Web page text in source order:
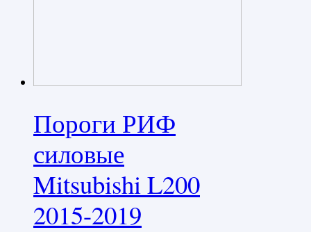
Пороги РИФ
силовые
Mitsubishi L200
2015-2019